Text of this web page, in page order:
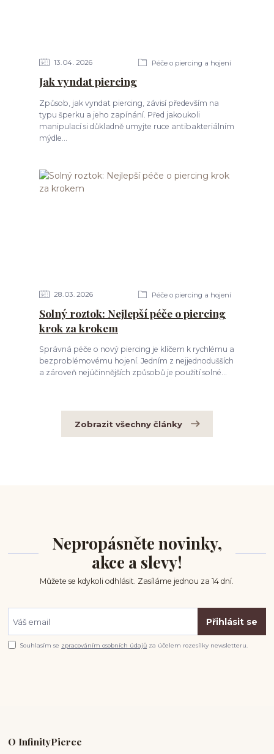
13 04 2026 Péče o piercing a hojení
Jak vyndat piercing
Způsob, jak vyndat piercing, závisí především na
typu šperku a jeho zapínání. Před jakoukoli
manipulací si důkladně umyjte ruce antibakteriálním
mýdle...
28 03 2026 Péče o piercing a hojení
Solný roztok: Nejlepší péče o piercing
krok za krokem
Správná péče o nový piercing je klíčem k rychlému a
bezproblémovému hojení. Jedním z nejjednodušších
a zároveň nejúčinnějších způsobů je použití solné...
Zobrazit všechny články
Nepropásněte novinky,
akce a slevy!
Můžete se kdykoli odhlásit. Zasíláme jednou za 14 dní.
Přihlásit se
Souhlasím se zpracováním osobních údajů za účelem rozesílky newsletteru.
O InfinityPierce